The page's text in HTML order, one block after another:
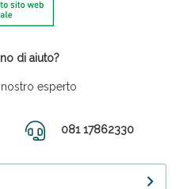
di aiuto?
esperto
081 17862330